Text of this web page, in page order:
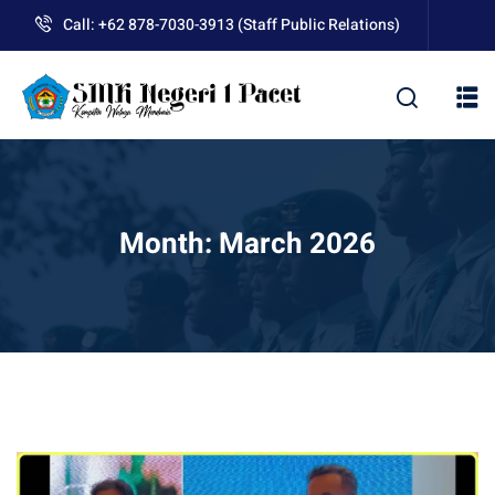
content
Call: +62 878-7030-3913 (Staff Public Relations)
Month: March 2026